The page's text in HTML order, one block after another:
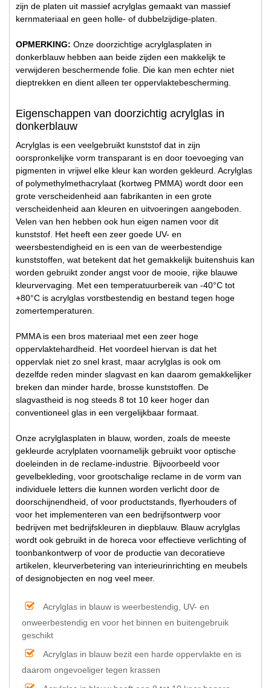
zijn de platen uit massief acrylglas gemaakt van massief
kernmateriaal en geen holle- of dubbelzijdige-platen.
OPMERKING: Onze doorzichtige acrylglasplaten in
donkerblauw hebben aan beide zijden een makkelijk te
verwijderen beschermende folie. Die kan men echter niet
dieptrekken en dient alleen ter oppervlaktebescherming.
Eigenschappen van doorzichtig acrylglas in
donkerblauw
Acrylglas is een veelgebruikt kunststof dat in zijn
oorspronkelijke vorm transparant is en door toevoeging van
pigmenten in vrijwel elke kleur kan worden gekleurd. Acrylglas
of polymethylmethacrylaat (kortweg PMMA) wordt door een
grote verscheidenheid aan fabrikanten in een grote
verscheidenheid aan kleuren en uitvoeringen aangeboden.
Velen van hen hebben ook hun eigen namen voor dit
kunststof. Het heeft een zeer goede UV- en
weersbestendigheid en is een van de weerbestendige
kunststoffen, wat betekent dat het gemakkelijk buitenshuis kan
worden gebruikt zonder angst voor de mooie, rijke blauwe
kleurvervaging. Met een temperatuurbereik van -40°C tot
+80°C is acrylglas vorstbestendig en bestand tegen hoge
zomertemperaturen.
PMMA is een bros materiaal met een zeer hoge
oppervlaktehardheid. Het voordeel hiervan is dat het
oppervlak niet zo snel krast, maar acrylglas is ook om
dezelfde reden minder slagvast en kan daarom gemakkelijker
breken dan minder harde, brosse kunststoffen. De
slagvastheid is nog steeds 8 tot 10 keer hoger dan
conventioneel glas in een vergelijkbaar formaat.
Onze acrylglasplaten in blauw, worden, zoals de meeste
gekleurde acrylplaten voornamelijk gebruikt voor optische
doeleinden in de reclame-industrie. Bijvoorbeeld voor
gevelbekleding, voor grootschalige reclame in de vorm van
individuele letters die kunnen worden verlicht door de
doorschijnendheid, of voor productstands, flyerhouders of
voor het implementeren van een bedrijfsontwerp voor
bedrijven met bedrijfskleuren in diepblauw. Blauw acrylglas
wordt ook gebruikt in de horeca voor effectieve verlichting of
toonbankontwerp of voor de productie van decoratieve
artikelen, kleurverbetering van interieurinrichting en meubels
of designobjecten en nog veel meer.
Acrylglas in blauw is weerbestendig, UV- en
onweerbestendig en voor het binnen en buitengebruik
geschikt
Acrylglas in blauw bezit een harde oppervlakte en is
daarom ongevoeliger tegen krassen